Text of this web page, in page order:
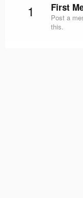
1 First
Post a
this.